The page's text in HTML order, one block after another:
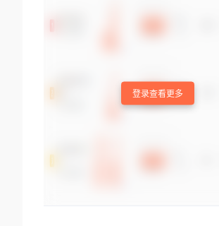
登录查看更多